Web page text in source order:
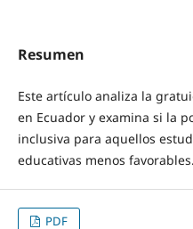
Resumen
Este artículo analiza la
en Ecuador y examina si la
inclusiva para aquellos
educativas menos favorables.
PDF